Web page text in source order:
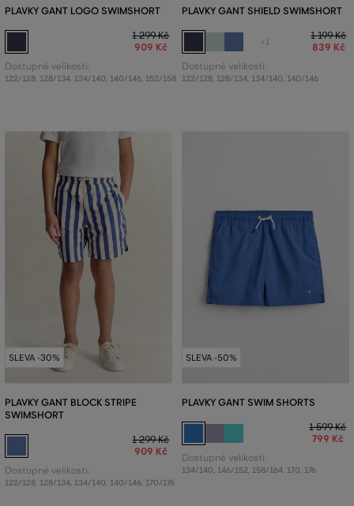
PLAVKY GANT LOGO SWIMSHORT
1 299 Kč
909 Kč
Dostupné velikosti:
122/128, 128/134, 134/140, 140/146, 152/158
PLAVKY GANT SHIELD SWIMSHORT
+1
1 199 Kč
839 Kč
Dostupné velikosti:
122/128, 128/134, 134/140, 140/146
SLEVA -30%
PLAVKY GANT BLOCK STRIPE
SWIMSHORT
1 299 Kč
909 Kč
Dostupné velikosti:
122/128, 128/134 134/140 140/146, 170/176
SLEVA -50%
PLAVKY GANT SWIM SHORTS
1 599 Kč
799 Kč
Dostupné velikosti:
134/140 146/152 158/164 170 176